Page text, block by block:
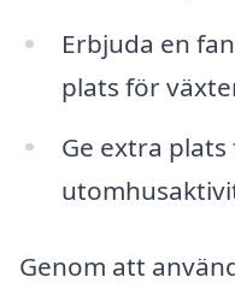
Erbjuda en
plats för
Ge extra
Genom att